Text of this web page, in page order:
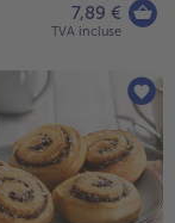
7,89 €
TVA incluse